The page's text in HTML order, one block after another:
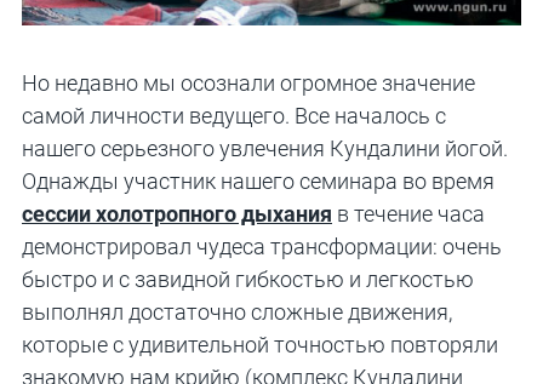
Но недавно мы осознали огромное значение
самой личности ведущего. Все началось с
нашего серьезного увлечения Кундалини йогой.
Однажды участник нашего семинара во время
сессии холотропного дыхания в течение часа
демонстрировал чудеса трансформации: очень
быстро и с завидной гибкостью и легкостью
выполнял достаточно сложные движения,
которые с удивительной точностью повторяли
знакомую нам крийю (комплекс Кундалини